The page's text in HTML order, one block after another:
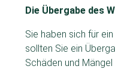
Die Übergabe des
Sie haben sich für
sollten Sie ein
Schäden und